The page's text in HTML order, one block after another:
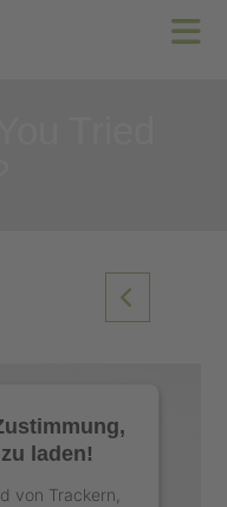
laden!
von Trackern,